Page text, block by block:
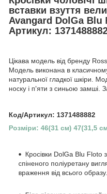
вставки взуття
Avangard DolGa Blu
Артикул:
Цікава модель від бренду
Модель виконана в
натуральної гладкої шкіри.
носку і п'яти з синьою замші.
Код/Артикул: 1371488882
Розміри: 46(31 см) 47(31,5
Кросівки DolGa Blu Floto
спіненого поліуретану
враження від всього образу.